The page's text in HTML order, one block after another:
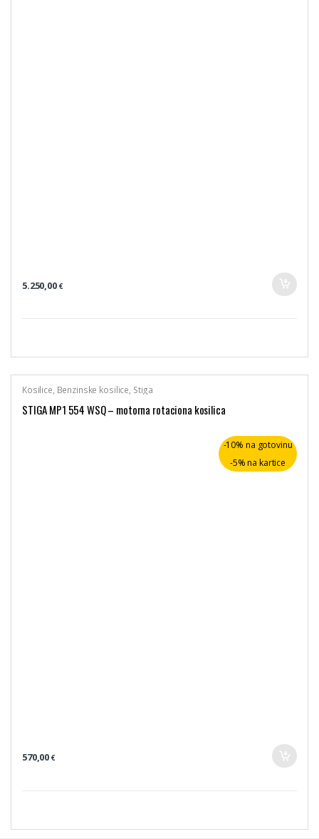
5.250,00 €
Kosilice, Benzinske kosilice, Stiga
STIGA MP1 554 WSQ – motorna rotaciona kosilica
-10% na gotovinu
-5% na kartice
570,00€